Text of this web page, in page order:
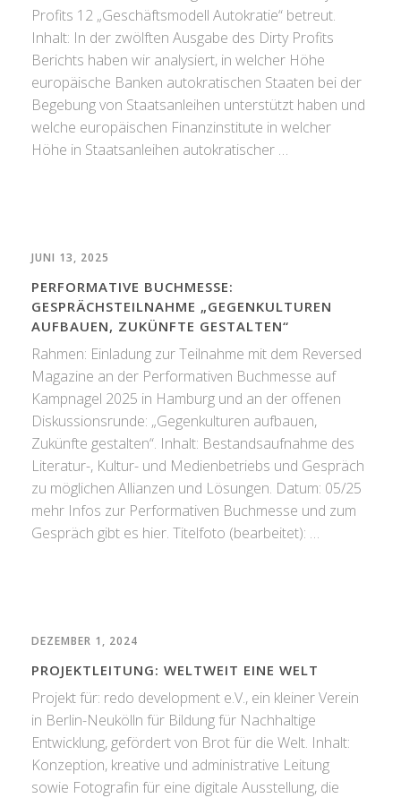
Profits 12 „Geschäftsmodell Autokratie“ betreut.
Inhalt: In der zwölften Ausgabe des Dirty Profits
Berichts haben wir analysiert, in welcher Höhe
europäische Banken autokratischen Staaten bei der
Begebung von Staatsanleihen unterstützt haben und
welche europäischen Finanzinstitute in welcher
Höhe in Staatsanleihen autokratischer …
JUNI 13, 2025
PERFORMATIVE BUCHMESSE:
GESPRÄCHSTEILNAHME „GEGENKULTUREN
AUFBAUEN, ZUKÜNFTE GESTALTEN“
Rahmen: Einladung zur Teilnahme mit dem Reversed
Magazine an der Performativen Buchmesse auf
Kampnagel 2025 in Hamburg und an der offenen
Diskussionsrunde: „Gegenkulturen aufbauen,
Zukünfte gestalten“. Inhalt: Bestandsaufnahme des
Literatur-, Kultur- und Medienbetriebs und Gespräch
zu möglichen Allianzen und Lösungen. Datum: 05/25
mehr Infos zur Performativen Buchmesse und zum
Gespräch gibt es hier. Titelfoto (bearbeitet): …
DEZEMBER 1, 2024
PROJEKTLEITUNG: WELTWEIT EINE WELT
Projekt für: redo development e.V., ein kleiner Verein
in Berlin-Neukölln für Bildung für Nachhaltige
Entwicklung, gefördert von Brot für die Welt. Inhalt:
Konzeption, kreative und administrative Leitung
sowie Fotografin für eine digitale Ausstellung, die